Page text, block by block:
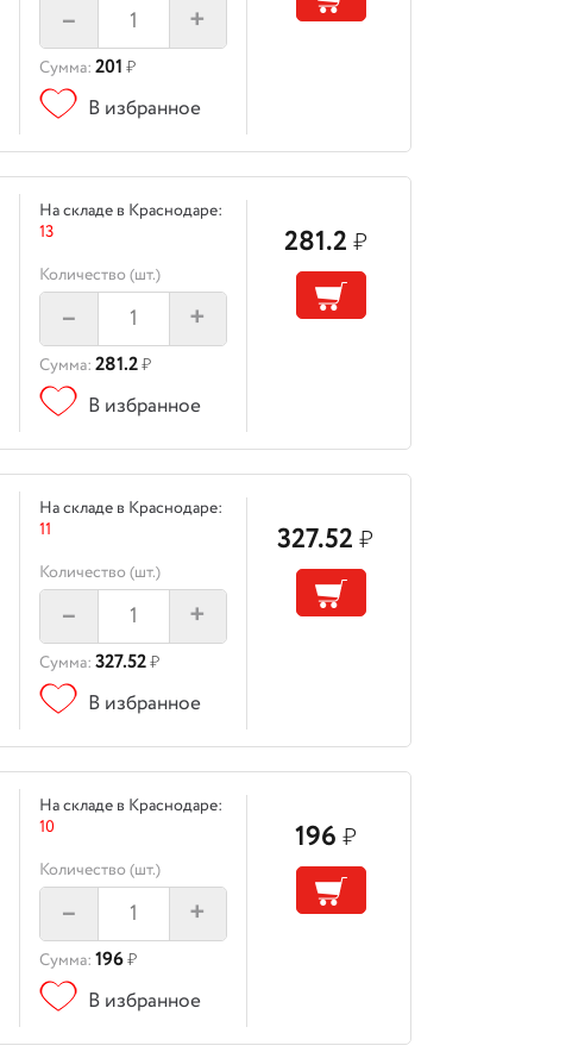
– +
Сумма: 201 ₽
В избранное
На складе в Краснодаре:
13
Количество (шт.)
– +
Сумма: 281.2₽
В избранное
281.2 ₽
На складе в Краснодаре:
11
Количество (шт.)
– +
Сумма: 327.52₽
В избранное
327.52₽
На складе в Краснодаре:
10
Количество (шт.)
– +
Сумма: 196₽
В избранное
196 ₽